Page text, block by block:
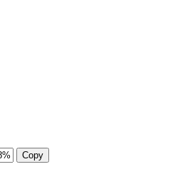
Copy